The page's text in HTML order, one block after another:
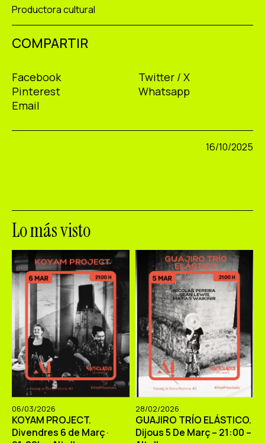
Productora cultural
COMPARTIR
Facebook
Twitter / X
Pinterest
Whatsapp
Email
16/10/2025
Lo más visto
06/03/2026
KOYAM PROJECT.
Divendres 6 de Març ·
28/02/2026
GUAJIRO TRÍO ELÁSTICO.
Dijous 5 De Març – 21:00 –